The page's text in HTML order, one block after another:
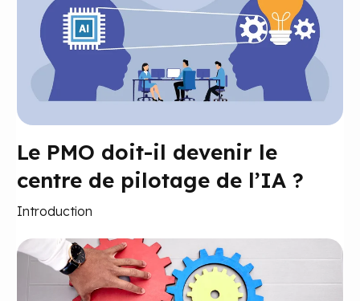
Le PMO doit-il devenir le
centre de pilotage de l’IA ?
Introduction